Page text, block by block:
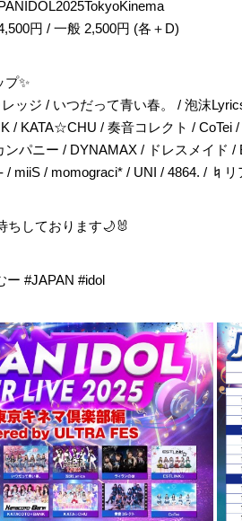
円 / 一般 2,500円 (各＋D)
プ✨
ッジ / いつだって青い春。 / 泡沫
/ KATA☆CHU / 奏音コレクト / CoTei
ンパニー / DYNAMAX / ドレスメイド
/ miiS / momograci* / UNI / 4864. / ♮
ちしております🌙🐰
ー #JAPAN #idol